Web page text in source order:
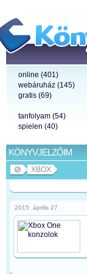
online (401)
webáruház (145)
gratis (69)
tanfolyam (54)
spielen (40)
KÖNYVJELZŐIM
XBOX
2015. április 27